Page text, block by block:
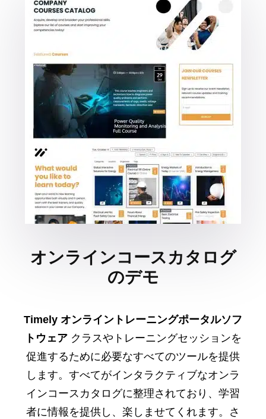
オンラインコースカタログ
のデモ
Timely オンライントレーニングポータルソフ
トウェアクラスやトレーニングセッションを
促進するために必要なすべてのツールを提供
します。すべてがインタラクティブなオンラ
インコースカタログに整理されており、学習
者に情報を提供し、楽しませてくれます。さ